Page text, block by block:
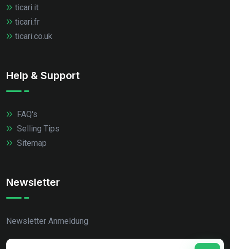
ticari.it
ticari.fr
ticari.co.uk
Help & Support
FAQ's
Selling Tips
Sitemap
Newsletter
Newsletter Anmeldung